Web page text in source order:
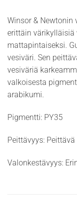
Winsor & Newtonin
erittäin värikylläisiä
mattapintaiseksi.
vesiväri. Sen
vesiväriä
valkoisesta
arabikumi.
Pigmentti: PY35
Peittävyys: Peittävä
Valonkestävyys: